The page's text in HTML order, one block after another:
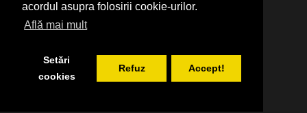
acordul asupra folosirii cookie-urilor.
Află mai mult
Setări
cookies
Refuz Accept!